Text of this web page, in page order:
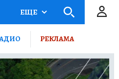
ЕЩЕ
РЕКЛАМА